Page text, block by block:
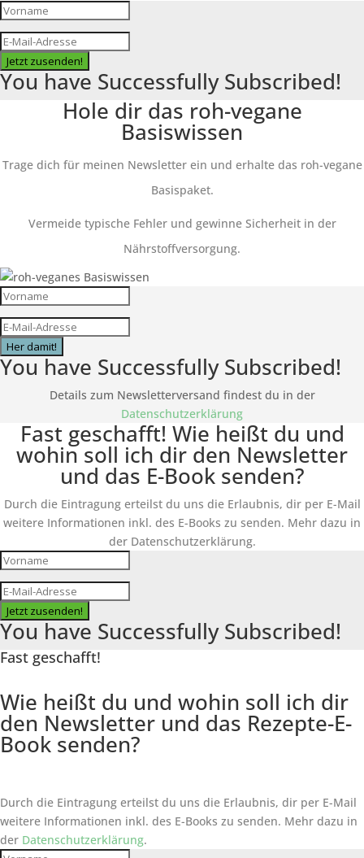
Jetzt zusenden!
You have Successfully Subscribed!
Hole dir das roh-vegane
Basiswissen
Trage dich für meinen Newsletter ein und erhalte das roh-vegane
Basispaket.
Vermeide typische Fehler und gewinne Sicherheit in der
Nährstoffversorgung.
Her damit!
You have Successfully Subscribed!
Details zum Newsletterversand findest du in der
Datenschutzerklärung
Fast geschafft! Wie heißt du und
wohin soll ich dir den Newsletter
und das E-Book senden?
Durch die Eintragung erteilst du uns die Erlaubnis, dir per E-Mail
weitere Informationen inkl. des E-Books zu senden. Mehr dazu in
der Datenschutzerklärung.
Jetzt zusenden!
You have Successfully Subscribed!
Fast geschafft!
Wie heißt du und wohin soll ich dir
den Newsletter und das Rezepte-E-
Book senden?
Durch die Eintragung erteilst du uns die Erlaubnis, dir per E-Mail
weitere Informationen inkl. des E-Books zu senden. Mehr dazu in
der Datenschutzerklärung.